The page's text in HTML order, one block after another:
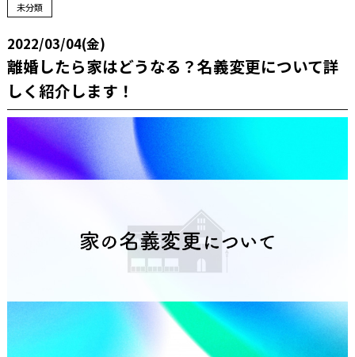
未分類
2022/03/04(金)
離婚したら家はどうなる？名義変更について詳
しく紹介します！